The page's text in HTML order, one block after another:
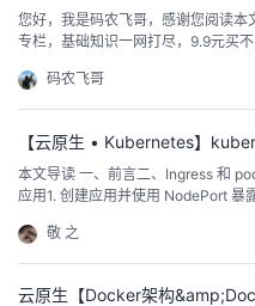
您好，我是码农飞哥，感谢您阅读
专栏，基础知识一网打尽，9.9元买
码农飞哥
【云原生 • Kubernetes】
本文导读 一、前言二、Ingress 和 pod 有什么关系三、使用 Ingress 对外暴露
应用1. 创建应用并使用 NodePort 暴
敬 之
云原生【Docker架构